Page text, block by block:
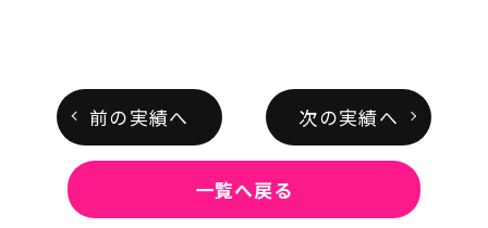
前の実績へ 次の実績へ
一覧へ戻る